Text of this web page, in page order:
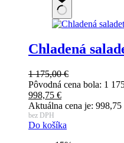
Chladená
1 175,00€
Pôvodná cena bola: 1
998,75 €
Aktuálna cena je: 998,75
bez DPH
Do košíka